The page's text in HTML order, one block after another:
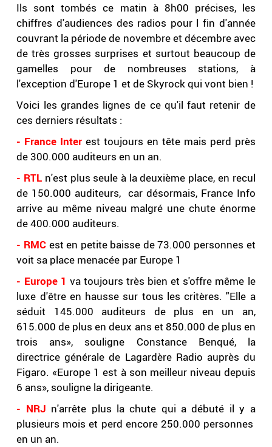
Ils sont tombés ce matin à 8h00 précises, les
chiffres d'audiences des radios pour l fin d'année
couvrant la période de novembre et décembre avec
de très grosses surprises et surtout beaucoup de
gamelles pour de nombreuses stations, à
l'exception d'Europe 1 et de Skyrock qui vont bien !
Voici les grandes lignes de ce qu'il faut retenir de
ces derniers résultats :
- France Inter est toujours en tête mais perd près
de 300.000 auditeurs en un an.
- RTL n'est plus seule à la deuxième place, en recul
de 150.000 auditeurs, car désormais, France Info
arrive au même niveau malgré une chute énorme
de 400.000 auditeurs.
- RMCest en petite baisse de 73.000 personnes et
voit sa place menacée par Europe 1
- Europe 1 va toujours très bien et s'offre même le
luxe d'être en hausse sur tous les critères. "Elle a
séduit 145.000 auditeurs de plus en un an,
615.000 de plus en deux ans et 850.000 de plus en
trois ans», souligne Constance Benqué, la
directrice générale de Lagardère Radio auprès du
Figaro. «Europe 1 est à son meilleur niveau depuis
6 ans», souligne la dirigeante.
- NRJ n'arrête plus la chute qui a débuté il y a
plusieurs mois et perd encore 250.000 personnes
en un an.